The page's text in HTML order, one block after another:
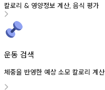
칼로리 & 영양정보 계산, 음식 평가
운동 검색
체중을 반영한 예상 소모 칼로리 계산